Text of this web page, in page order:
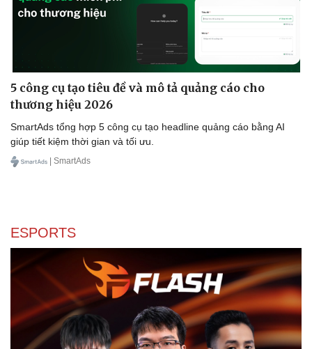
5 công cụ tạo tiêu đề và mô tả quảng cáo cho
thương hiệu 2026
SmartAds tổng hợp 5 công cụ tạo headline quảng cáo bằng AI
giúp tiết kiệm thời gian và tối ưu.
| SmartAds
ESPORTS